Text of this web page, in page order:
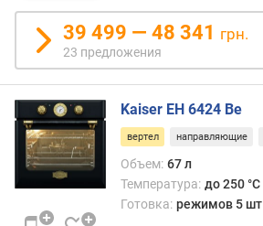
а
ь
н
а
я
т
п
39 499 — 48 341 грн.
23 предложения
Kaiser EH 6424 Be
вертел направляющие
Объем: 67 л
Температура: до 250 °C
Готовка: режимов 5 шт